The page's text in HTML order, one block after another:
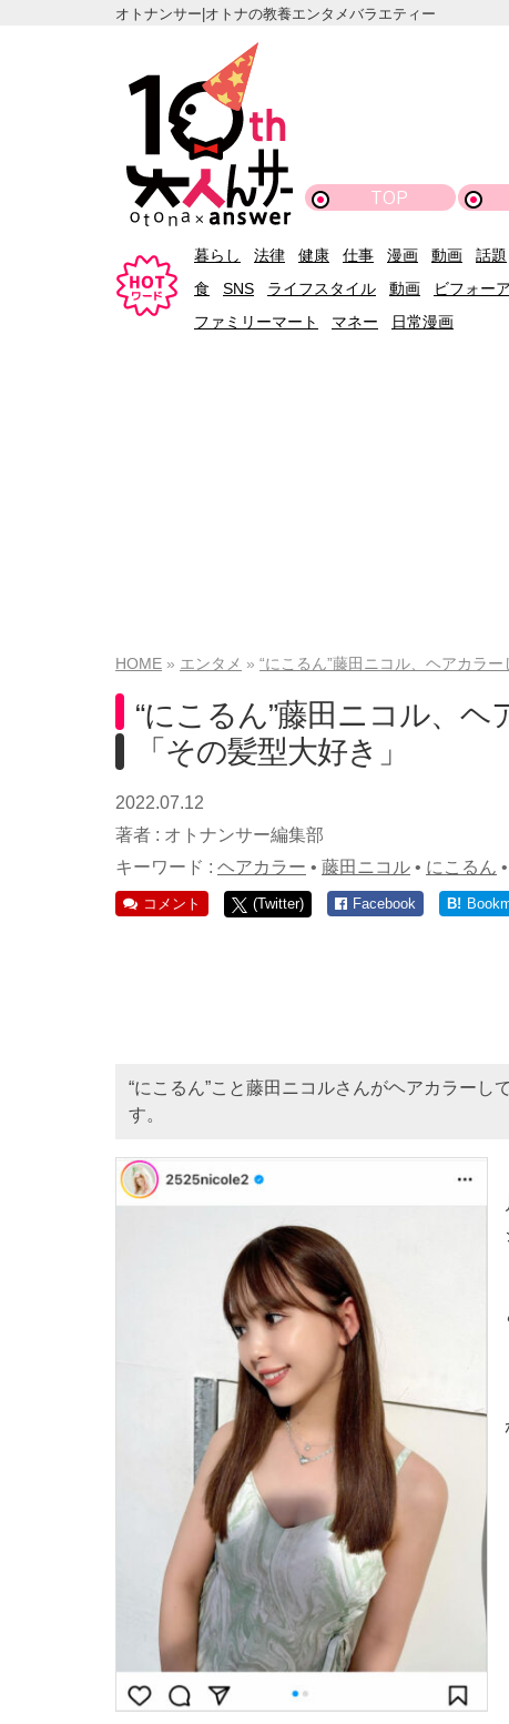
オトナンサー|オトナの教養エンタメバラエティー
TOP
暮らし 法律 健康 仕事 漫画 動画 話題
食
SNS ライフスタイル 動画 ビフォー
ファミリーマート
マネー 日常漫画
HOME エンタメ “にこるん”藤田ニコル、ヘアカラ
“にこるん”藤田ニコル、
「その髪型大好き」
2022.07.12
著者 : オトナンサー編集部
キーワード : ヘアカラー • 藤田ニコル • にこるん •
コメント (Twitter) Facebook B!
“にこるん”こと藤田ニコルさんがヘアカラー
す。